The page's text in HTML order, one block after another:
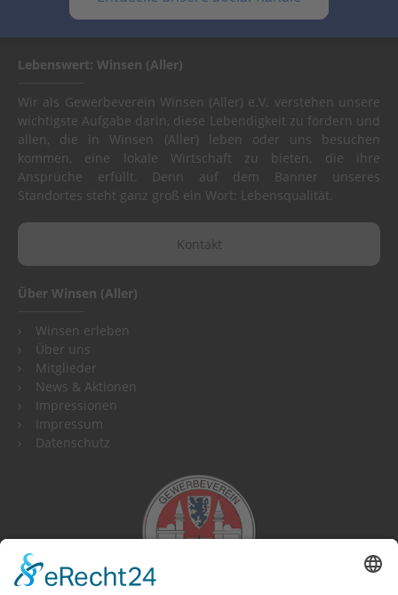
Lebenswert: Winsen (Aller)
Wir als Gewerbeverein Winsen (Aller) e.V. verstehen unsere
wichtigste Aufgabe darin, diese Lebendigkeit zu fördern und
allen, die in Winsen (Aller) leben oder uns besuchen
kommen, eine lokale Wirtschaft zu bieten, die ihre
Ansprüche erfüllt. Denn auf dem Banner unseres
Standortes steht ganz groß ein Wort: Lebensqualität.
Kontakt
Über Winsen (Aller)
Winsen erleben
Über uns
Mitglieder
News & Aktionen
Impressionen
Impressum
Datenschutz